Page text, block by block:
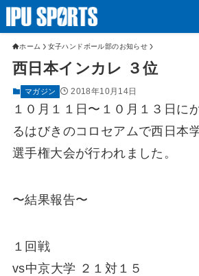
ホーム 女子ハンドボール部のお知らせ
西日本インカレ ３位
マガジン 2018年10月14日
１０月１１日〜１０月１３日に
るはびきのコロセアムで西日本
選手権大会が行われました。
〜結果報告〜
１回戦
vs中京大学 ２１対１５